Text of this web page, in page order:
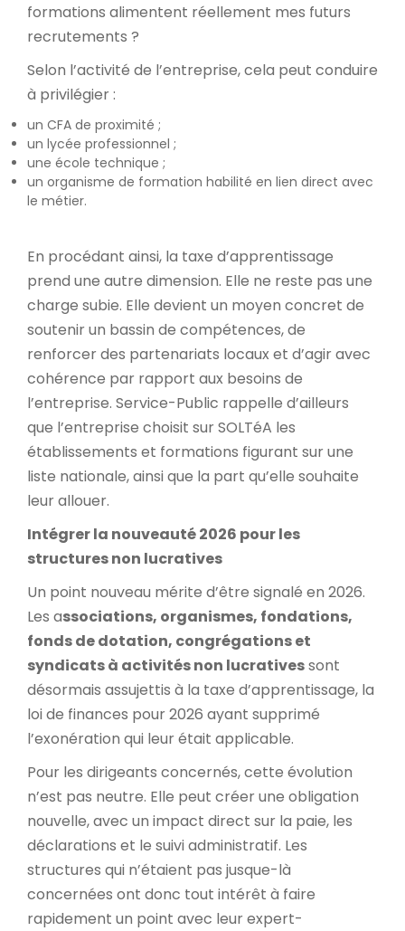
formations alimentent réellement mes futurs
recrutements ?
Selon l’activité de l’entreprise, cela peut conduire
à privilégier :
un CFA de proximité ;
un lycée professionnel ;
une école technique ;
un organisme de formation habilité en lien direct avec
le métier.
En procédant ainsi, la taxe d’apprentissage
prend une autre dimension. Elle ne reste pas une
charge subie. Elle devient un moyen concret de
soutenir un bassin de compétences, de
renforcer des partenariats locaux et d’agir avec
cohérence par rapport aux besoins de
l’entreprise. Service-Public rappelle d’ailleurs
que l’entreprise choisit sur SOLTéA les
établissements et formations figurant sur une
liste nationale, ainsi que la part qu’elle souhaite
leur allouer.
Intégrer la nouveauté 2026 pour les
structures non lucratives
Un point nouveau mérite d’être signalé en 2026.
Les associations, organismes, fondations,
fonds de dotation, congrégations et
syndicats à activités non lucrativessont
désormais assujettis à la taxe d’apprentissage, la
loi de finances pour 2026 ayant supprimé
l’exonération qui leur était applicable.
Pour les dirigeants concernés, cette évolution
n’est pas neutre. Elle peut créer une obligation
nouvelle, avec un impact direct sur la paie, les
déclarations et le suivi administratif. Les
structures qui n’étaient pas jusque-là
concernées ont donc tout intérêt à faire
rapidement un point avec leur expert-